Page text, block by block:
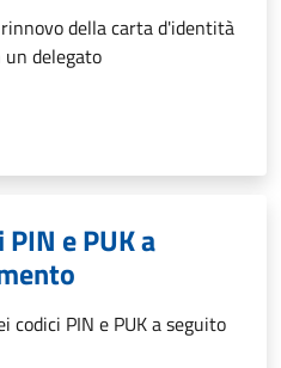
della carta d'identità
delegato
e PUK a
codici PIN e PUK a seguito